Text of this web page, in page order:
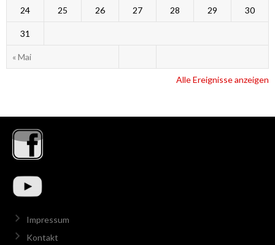
« Mai
24 25 26 27 28 29 30
31
Alle Ereignisse anzeigen
Impressum
Kontakt